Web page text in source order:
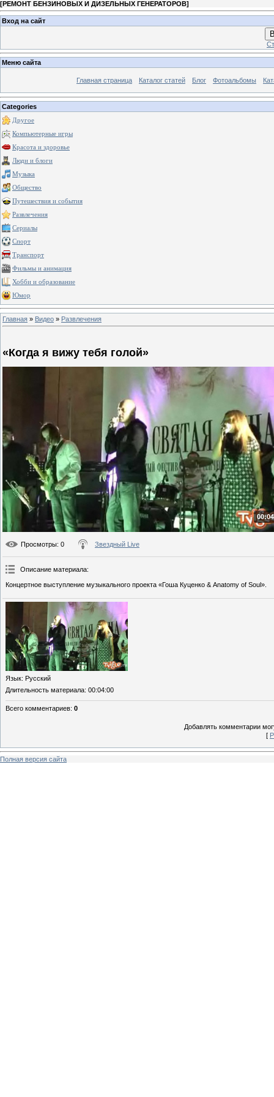
[РЕМОНТ БЕНЗИНОВЫХ И ДИЗЕЛЬНЫХ ГЕНЕРАТОРОВ]
Вход на сайт
Меню сайта
Главная страница Каталог статей Блог Фотоальбомы
Categories
Другое
Компьютерные игры
Красота и здоровье
Люди и блоги
Музыка
Общество
Путешествия и события
Развлечения
Сериалы
Спорт
Транспорт
Фильмы и анимация
Хобби и образование
Юмор
Главная » Видео » Развлечения
«Когда я вижу тебя голой»
Просмотры: 0 Звездный Live
Описание материала:
Концертное выступление музыкального проекта «Гоша Куценко & Anatomy of Soul».
Язык: Русский
Длительность материала: 00:04:00
Всего комментариев: 0
Добавлять комментарии
[
Полная версия сайта